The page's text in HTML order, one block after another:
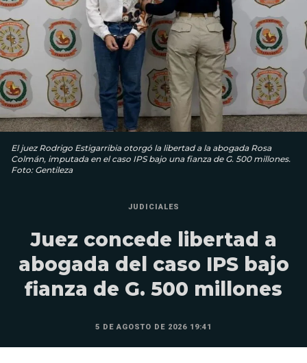
El juez Rodrigo Estigarribia otorgó la libertad a la abogada Rosa
Colmán, imputada en el caso IPS bajo una fianza de G. 500 millones.
Foto: Gentileza
JUDICIALES
Juez concede libertad a
abogada del caso IPS bajo
fianza de G. 500 millones
5 DE AGOSTO DE 2026 19:41